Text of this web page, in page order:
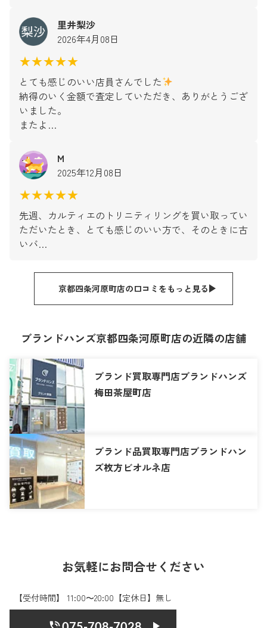
里井梨沙
2026年4月08日
★★★★★
とても感じのいい店員さんでした
納得のいく金額で査定していただき、ありがとうござ
いました。
またよ…
M
2025年12月08日
★★★★★
先週、カルティエのトリニティリングを買い取ってい
ただいたとき、とても感じのいい方で、そのときに古
いバ…
京都四条河原町店の口コミをもっと見る
ブランドハンズ京都四条河原町店の近隣の店舗
ブランド買取専門店ブランドハンズ
梅田茶屋町店
ブランド品買取専門店ブランドハン
ズ枚方ビオルネ店
お気軽にお問合せください
【受付時間】 11:00〜20:00【定休日】無し